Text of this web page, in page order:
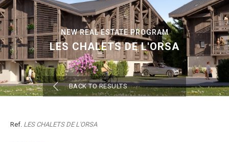
NEW REAL ESTATE PROGRAM
LES CHALETS DE L'ORSA
BACK TO RESULTS
Ref. LES CHALETS DE L'ORSA